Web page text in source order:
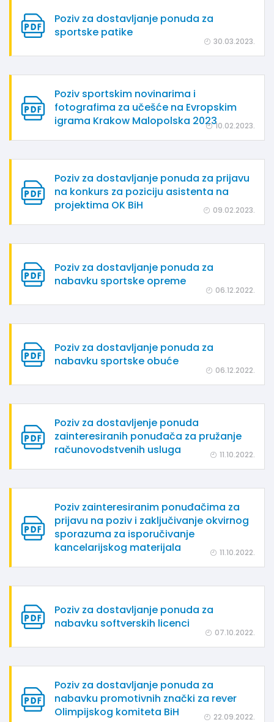
Poziv za dostavljanje ponuda za
sportske patike
30.03.2023.
Poziv sportskim novinarima i
fotografima za učešće na Evropskim
igrama Krakow Malopolska 202310.02.2023.
Poziv za dostavljanje ponuda za prijavu
na konkurs za poziciju asistenta na
projektima OK BiH
09.02.2023.
Poziv za dostavljanje ponuda za
nabavku sportske opreme
06.12.2022.
Poziv za dostavljanje ponuda za
nabavku sportske obuće
06.12.2022.
Poziv za dostavljenje ponuda
zainteresiranih ponuđača za pružanje
računovodstvenih usluga
11.10.2022.
Poziv zainteresiranim ponuđačima za
prijavu na poziv i zaključivanje okvirnog
sporazuma za isporučivanje
kancelarijskog materijala
11.10.2022.
Poziv za dostavljanje ponuda za
nabavku softverskih licenci
07.10.2022.
Poziv za dostavljanje ponuda za
nabavku promotivnih znački za rever
Olimpijskog komiteta BiH
22.09.2022.